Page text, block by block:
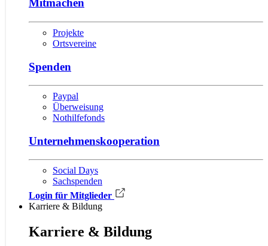
Mitmachen
Projekte
Ortsvereine
Spenden
Paypal
Überweisung
Nothilfefonds
Unternehmens­kooperation
Social Days
Sachspenden
Login für Mitglieder
Karriere & Bildung
Karriere & Bildung